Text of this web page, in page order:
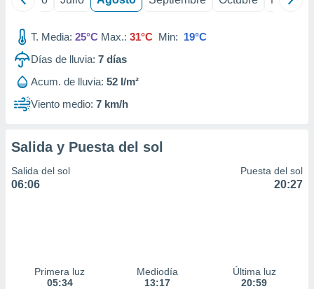
T. Media: 25°C Max.: 31°C Min: 19°C
Días de lluvia: 7 días
Acum. de lluvia: 52 l/m²
Viento medio: 7 km/h
Salida y Puesta del sol
Salida del sol
06:06
Puesta del sol
20:27
Primera luz
05:34
Mediodía
13:17
Última luz
20:59